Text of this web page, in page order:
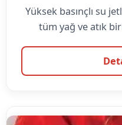
Yüksek basınçlı su
tüm yağ ve atık